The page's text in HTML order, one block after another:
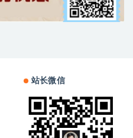
站长微信